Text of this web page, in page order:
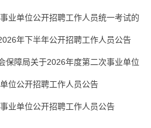
业单位公开招聘工作人员统一考试的
年下半年公开招聘工作人员公告
保障局关于2026年度第二次事业单位
位公开招聘工作人员公告
业单位公开招聘工作人员公告